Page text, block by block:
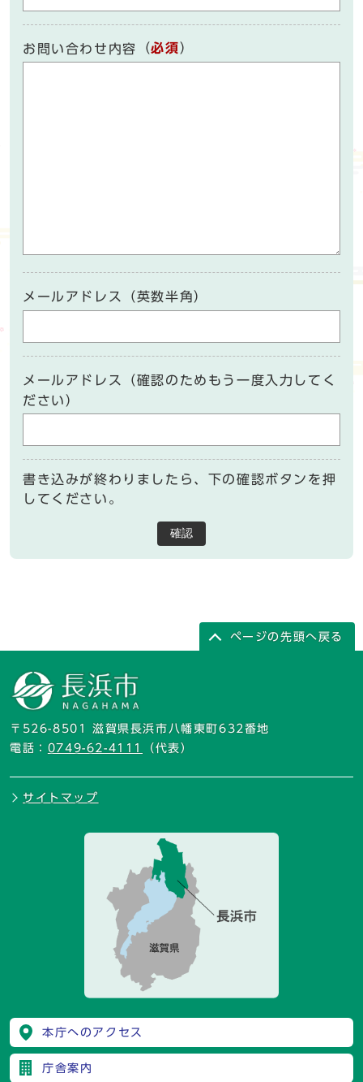
お問い合わせ内容 （必須）
メールアドレス（英数半角）
メールアドレス（確認のためもう一度入力してく
ださい）
書き込みが終わりましたら、下の確認ボタンを押
してください。
確認
ページの先頭へ戻る
〒526-8501 滋賀県長浜市八幡東町632番地
電話： 0749-62-4111 （代表）
サイトマップ
本庁へのアクセス
庁舎案内